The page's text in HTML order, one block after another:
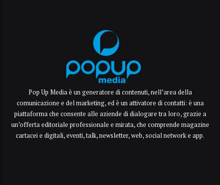
Pop Up Media è un generatore di contenuti, nell’area della
comunicazione e del marketing, ed è un attivatore di contatti: è una
piattaforma che consente alle aziende di dialogare tra loro, grazie a
un’offerta editoriale professionale e mirata, che comprende magazine
cartacei e digitali, eventi, talk, newsletter, web, social network e app.